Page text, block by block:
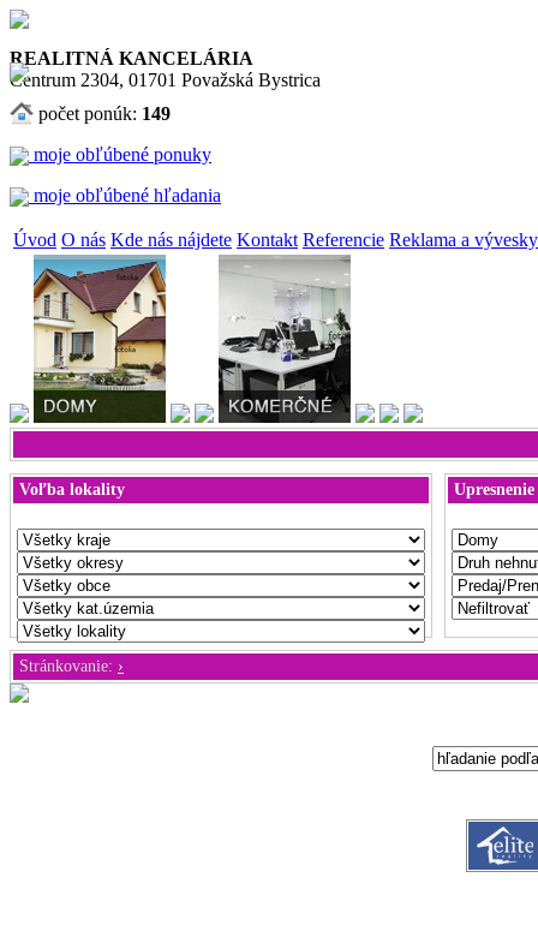
REALITNÁ KANCELÁRIA
Centrum 2304, 01701 Považská Bystrica
počet ponúk: 149
moje obľúbené ponuky
moje obľúbené hľadania
Úvod O nás Kde nás nájdete Kontakt Referencie Reklama a vývesky
Voľba lokality Upresnenie
Stránkovanie: ›